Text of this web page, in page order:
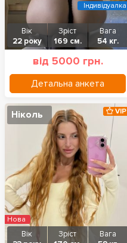
Вік
22 року
Зріст
169 см.
Вага
54 кг.
від 5000 грн.
Детальна анкета
Індивідуалка
Ніколь
Вік
Зріст
Вага
VIP
Нова